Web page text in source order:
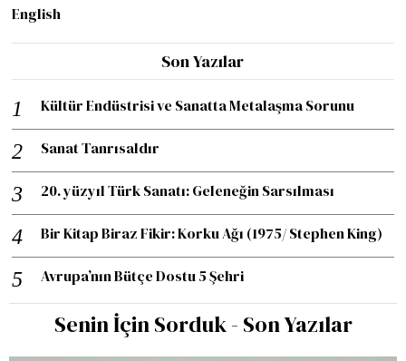
English
Son Yazılar
Kültür Endüstrisi ve Sanatta Metalaşma Sorunu
Sanat Tanrısaldır
20. yüzyıl Türk Sanatı: Geleneğin Sarsılması
Bir Kitap Biraz Fikir: Korku Ağı (1975/ Stephen King)
Avrupa’nın Bütçe Dostu 5 Şehri
Senin İçin Sorduk - Son Yazılar